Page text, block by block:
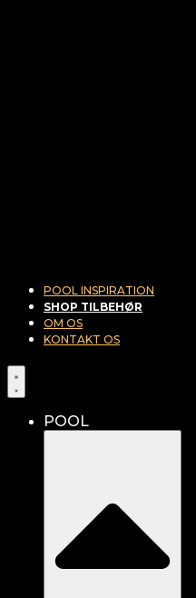
POOL INSPIRATION
SHOP TILBEHØR
OM OS
KONTAKT OS
POOL